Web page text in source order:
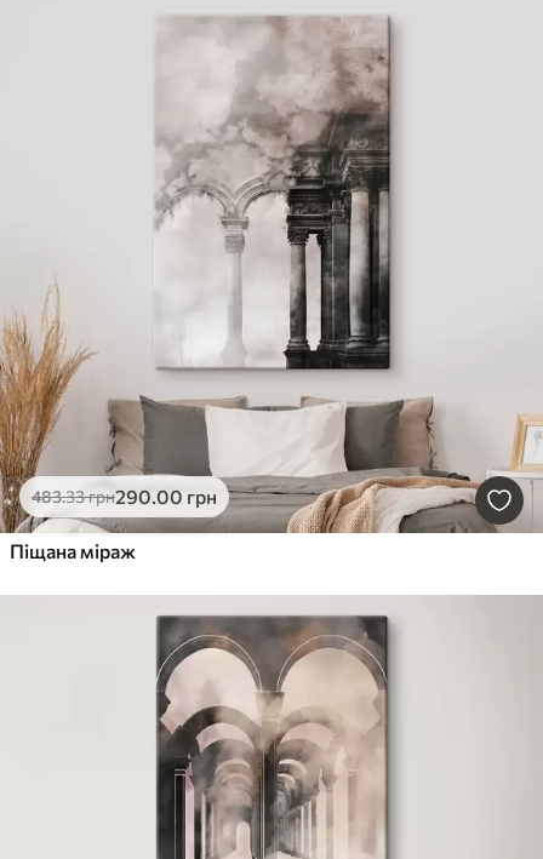
483.33грн290.00 грн
Піщана міраж